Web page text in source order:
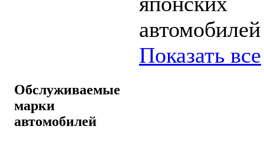
автомобилей
Показать все
Обслуживаемые
марки
автомобилей